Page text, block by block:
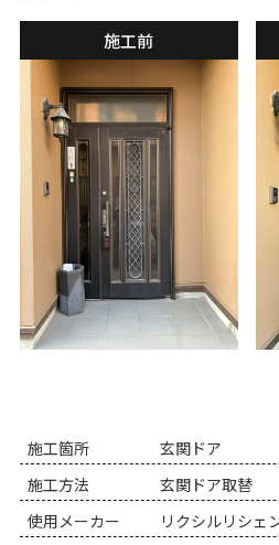
施工前
施工箇所
玄関ドア
施工方法
玄関ドア取替
使用メーカー
リクシルリシェ